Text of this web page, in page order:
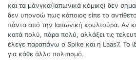
και τα μάνγκα(Ιαπωνικά κόμικς) δεν
δεν υπονοώ πως κάποιος είπε το
πάντα από την Ιαπωνική κουλτούρα. Αν
κατά πολύ, πάρα πολύ, αλλάξει τις
έλεγε παραπάνω ο Spike και η Laas7. Το
για κάθε άλλο πολιτισμό.